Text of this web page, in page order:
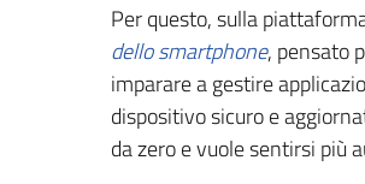
Per questo, sulla
dello smartphone, pensato
imparare a gestire
dispositivo sicuro e
da zero e vuole sentirsi più